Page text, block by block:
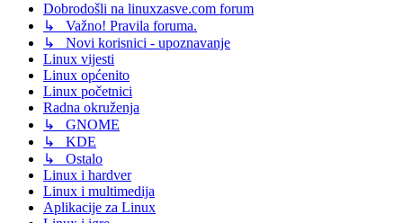
Dobrodošli na linuxzasve.com forum
↳ Važno! Pravila foruma.
↳ Novi korisnici - upoznavanje
Linux vijesti
Linux općenito
Linux početnici
Radna okruženja
↳ GNOME
↳ KDE
↳ Ostalo
Linux i hardver
Linux i multimedija
Aplikacije za Linux